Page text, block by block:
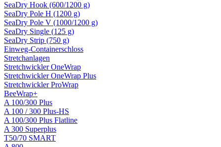
SeaDry Hook (600/1200 g)
SeaDry Pole H (1200 g)
SeaDry Pole V (1000/1200 g)
SeaDry Single (125 g)
SeaDry Strip (750 g)
Einweg-Containerschloss
Stretchanlagen
Stretchwickler OneWrap
Stretchwickler OneWrap Plus
Stretchwickler ProWrap
BeeWrap+
A 100/300 Plus
A 100 / 300 Plus-HS
A 100/300 Plus Flatline
A 300 Superplus
T50/70 SMART